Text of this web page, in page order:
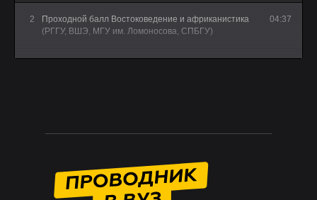
2
Проходной балл Востоковедение и африканистика
(РГГУ, ВШЭ, МГУ им. Ломоносова, СПБГУ)
04:37